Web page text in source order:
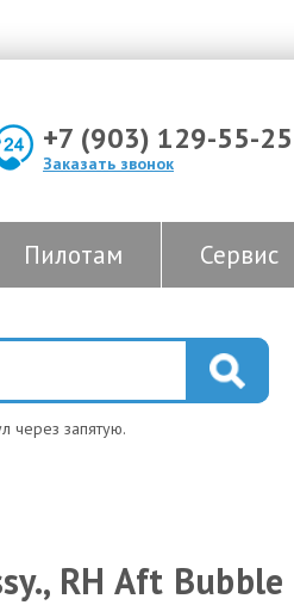
+7 (903) 129-55-25
Заказать звонок
Пилотам Сервис
через запятую.
RH Aft